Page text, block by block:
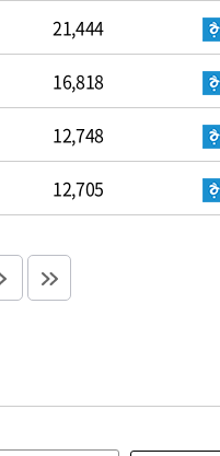
21,444
16,818
12,748
12,705